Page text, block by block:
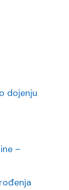
dojenju
–